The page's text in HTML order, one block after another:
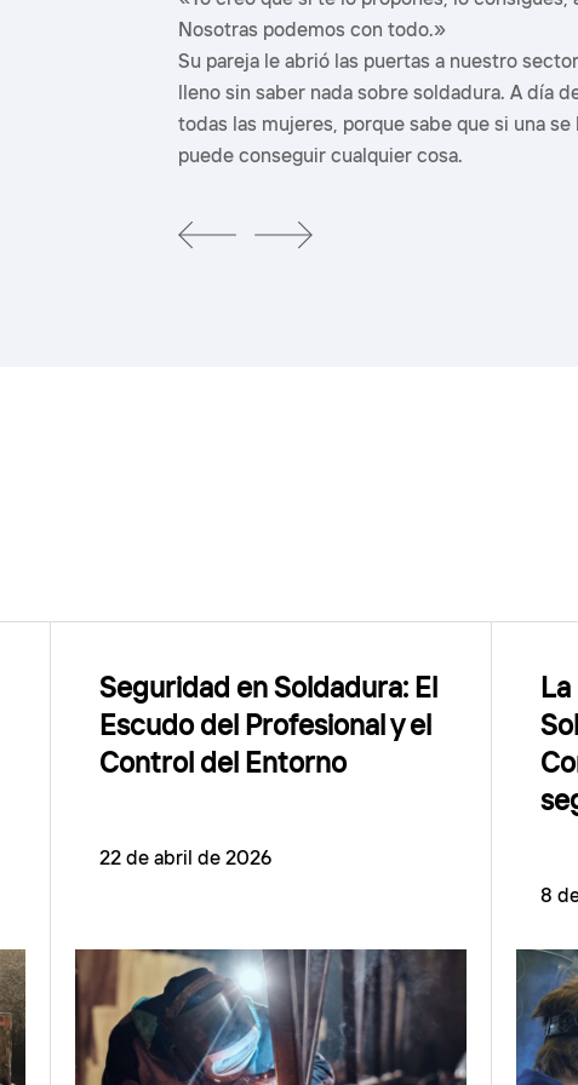
el curso un
Nosotras podemos con todo.»
Su pareja le abrió las puertas a nuestro
lleno sin saber nada sobre soldadura. A día
todas las mujeres, porque sabe que si una
puede conseguir cualquier cosa.
previousnext
Seguridad en Soldadura: El
Escudo del Profesional y el
Control del Entorno
22 de abril de 2026
8